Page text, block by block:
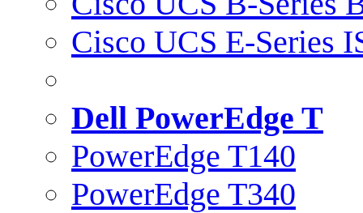
Cisco UCS E-Series
Dell PowerEdge T
PowerEdge T140
PowerEdge T340